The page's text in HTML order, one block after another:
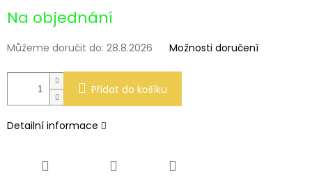
cena:
Na objednání
Můžeme doručit do: 28.8.2026 Možnosti doručení
Přidat do košíku
Detailní informace